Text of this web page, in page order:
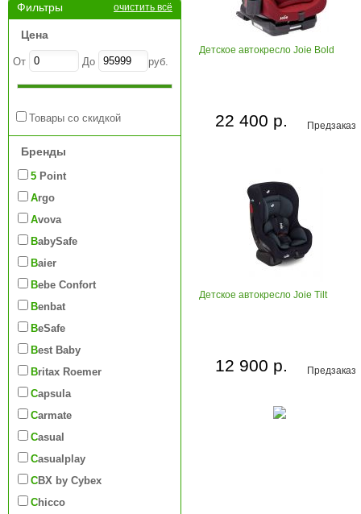
Фильтры очистить всё
Цена
От До руб.
Товары со скидкой
Бренды
5 Point
Argo
Avova
BabySafe
Baier
Bebe Confort
Benbat
BeSafe
Best Baby
Britax Roemer
Capsula
Carmate
Casual
Casualplay
CBX by Cybex
Chicco
Детское автокресло Joie Bold
Предзаказ
22 400 р.
Детское автокресло Joie Tilt
Предзаказ
12 900 р.